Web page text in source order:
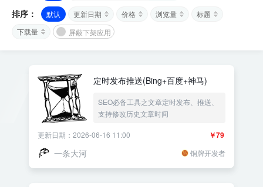
排序： 默认 更新日期 价格 浏览量
标题
下载量
屏蔽下架应用
定时发布推送(Bing+百度+神马)
SEO必备工具之文章定时发布、推送、
支持修改历史文章时间
￥79
更新日期：2026-06-16 11:00
一条大河 铜牌开发者